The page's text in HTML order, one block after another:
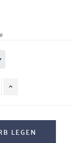
LEGEN